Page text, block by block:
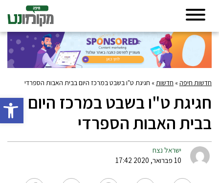
פתח
חדשות חיפה» חדשות» חגיגת ט"ו בשבט במרכז היום בבית האבות הספרדי
חגיגת ט"ו בשבט במרכז היום
בבית האבות הספרדי
ישראל נצח
10 פברואר, 2020 17:42